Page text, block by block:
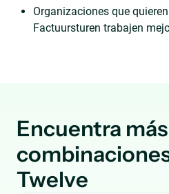
Organizaciones que
Factuursturen trabajen
Encuentra más
Twelve